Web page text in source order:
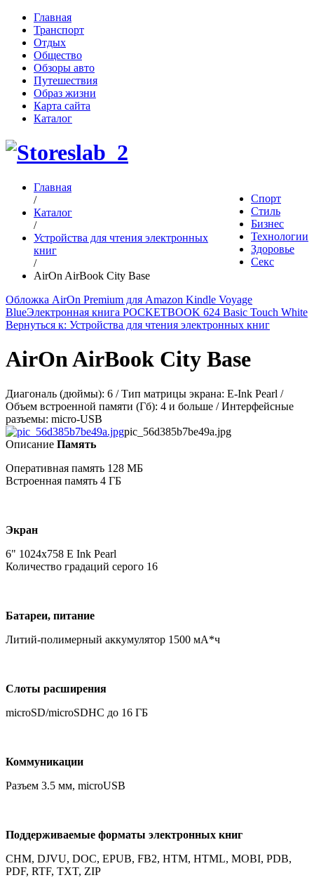
Главная
Транспорт
Отдых
Общество
Обзоры авто
Путешествия
Образ жизни
Карта сайта
Каталог
Спорт
Стиль
Бизнес
Технологии
Здоровье
Секс
Главная
/
Каталог
/
Устройства для чтения электронных
книг
/
AirOn AirBook City Base
Обложка AirOn Premium для Amazon Kindle Voyage
BlueЭлектронная книга POCKETBOOK 624 Basic Touch White
Вернуться к: Устройства для чтения электронных книг
AirOn AirBook City Base
Диагональ (дюймы): 6 / Тип матрицы экрана: E-Ink Pearl /
Объем встроенной памяти (Гб): 4 и больше / Интерфейсные
разъемы: micro-USB
pic_56d385b7be49a.jpg
Описание Память
Оперативная память 128 МБ
Встроенная память 4 ГБ
Экран
6" 1024х758 E Ink Pearl
Количество градаций серого 16
Батареи, питание
Литий-полимерный аккумулятор 1500 мА*ч
Слоты расширения
microSD/microSDHC до 16 ГБ
Коммуникации
Разъем 3.5 мм, microUSB
Поддерживаемые форматы электронных книг
CHM, DJVU, DOC, EPUB, FB2, HTM, HTML, MOBI, PDB,
PDF, RTF, TXT, ZIP